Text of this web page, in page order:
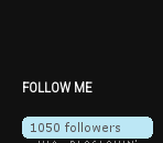
FOLLOW ME